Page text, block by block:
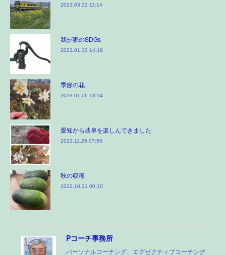
2023.03.22 11:14
我が家のSDGs
2023.01.30 14:19
季節の花
2023.01.06 13:14
愛知から岐阜を楽しんできました
2022.11.25 07:50
秋の収穫
2022.10.21 00:10
Pコーチ事務所
パーソナルコーチング、エグゼクティブコーチング